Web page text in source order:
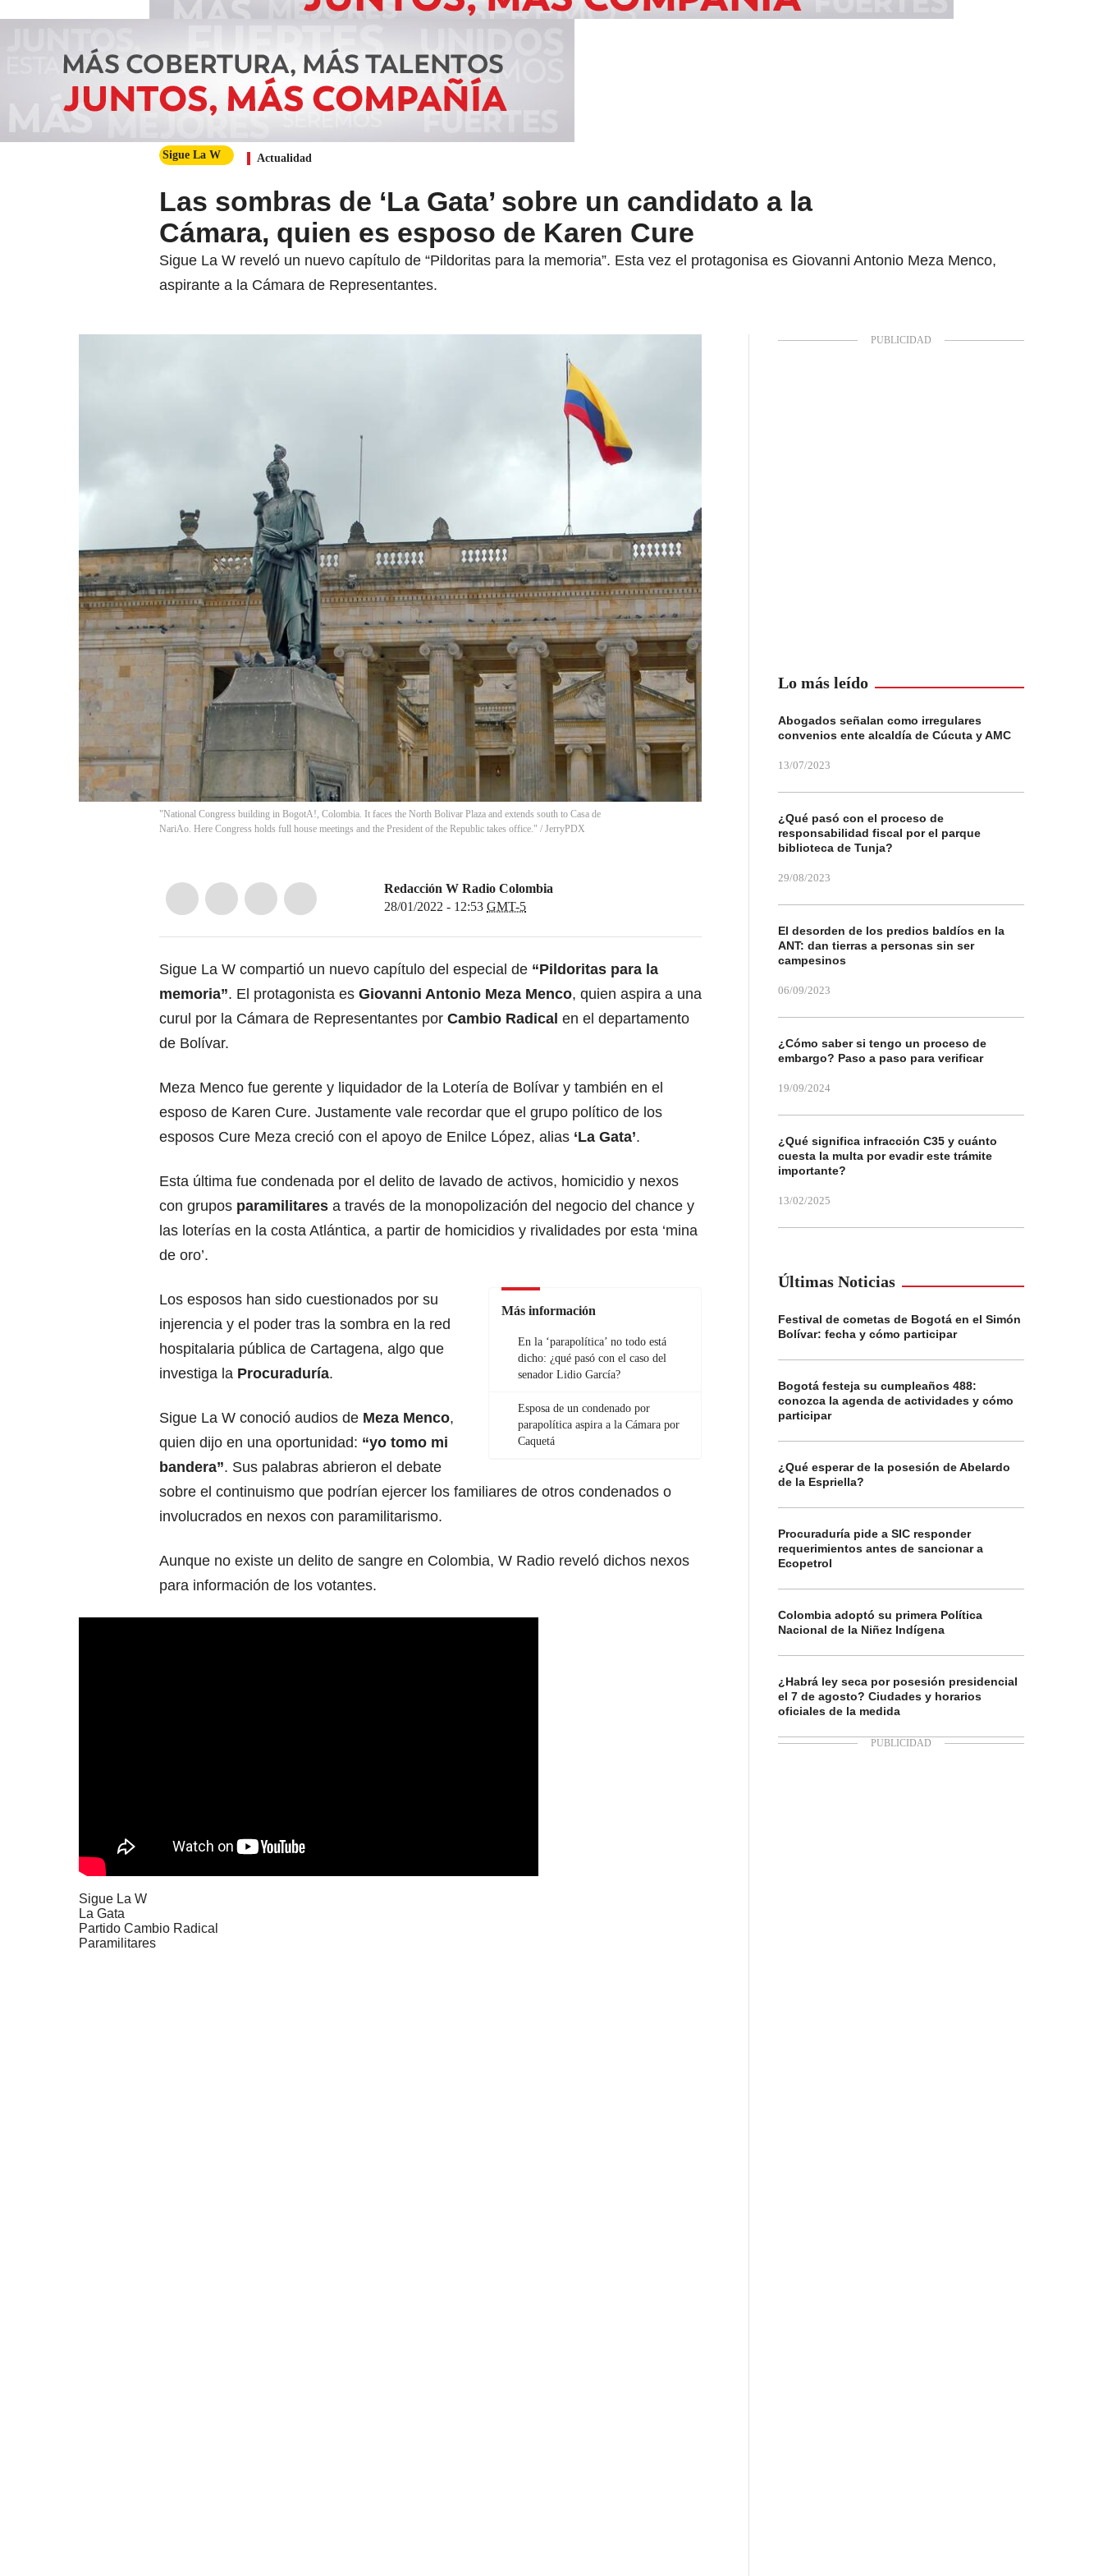
Sigue La W Actualidad
Las sombras de ‘La Gata’ sobre un candidato a la
Cámara, quien es esposo de Karen Cure
Sigue La W reveló un nuevo capítulo de “Pildoritas para la memoria”. Esta vez el protagonisa es Giovanni Antonio Meza Menco,
aspirante a la Cámara de Representantes.
"National Congress building in BogotA!, Colombia. It faces the North Bolivar Plaza and extends south to Casa de
NariAo. Here Congress holds full house meetings and the President of the Republic takes office." / JerryPDX
Redacción W Radio Colombia
28/01/2022 - 12:53 GMT-5
Sigue La W compartió un nuevo capítulo del especial de “Pildoritas para la
memoria”. El protagonista es Giovanni Antonio Meza Menco, quien aspira a una
curul por la Cámara de Representantes por Cambio Radical en el departamento
de Bolívar.
Meza Menco fue gerente y liquidador de la Lotería de Bolívar y también en el
esposo de Karen Cure. Justamente vale recordar que el grupo político de los
esposos Cure Meza creció con el apoyo de Enilce López, alias ‘La Gata’.
Esta última fue condenada por el delito de lavado de activos, homicidio y nexos
con grupos paramilitares a través de la monopolización del negocio del chance y
las loterías en la costa Atlántica, a partir de homicidios y rivalidades por esta ‘mina
de oro’.
Más información
En la ‘parapolítica’ no todo está
dicho: ¿qué pasó con el caso del
senador Lidio García?
Esposa de un condenado por
parapolítica aspira a la Cámara por
Caquetá
Los esposos han sido cuestionados por su
injerencia y el poder tras la sombra en la red
hospitalaria pública de Cartagena, algo que
investiga la Procuraduría.
Sigue La W conoció audios de Meza Menco,
quien dijo en una oportunidad: “yo tomo mi
bandera”. Sus palabras abrieron el debate
sobre el continuismo que podrían ejercer los familiares de otros condenados o
involucrados en nexos con paramilitarismo.
Aunque no existe un delito de sangre en Colombia, W Radio reveló dichos nexos
para información de los votantes.
Sigue La W
La Gata
Partido Cambio Radical
Paramilitares
Lo más leído
Abogados señalan como irregulares
convenios ente alcaldía de Cúcuta y AMC
13/07/2023
¿Qué pasó con el proceso de
responsabilidad fiscal por el parque
biblioteca de Tunja?
29/08/2023
El desorden de los predios baldíos en la
ANT: dan tierras a personas sin ser
campesinos
06/09/2023
¿Cómo saber si tengo un proceso de
embargo? Paso a paso para verificar
19/09/2024
¿Qué significa infracción C35 y cuánto
cuesta la multa por evadir este trámite
importante?
13/02/2025
Últimas Noticias
Festival de cometas de Bogotá en el Simón
Bolívar: fecha y cómo participar
Bogotá festeja su cumpleaños 488:
conozca la agenda de actividades y cómo
participar
¿Qué esperar de la posesión de Abelardo
de la Espriella?
Procuraduría pide a SIC responder
requerimientos antes de sancionar a
Ecopetrol
Colombia adoptó su primera Política
Nacional de la Niñez Indígena
¿Habrá ley seca por posesión presidencial
el 7 de agosto? Ciudades y horarios
oficiales de la medida